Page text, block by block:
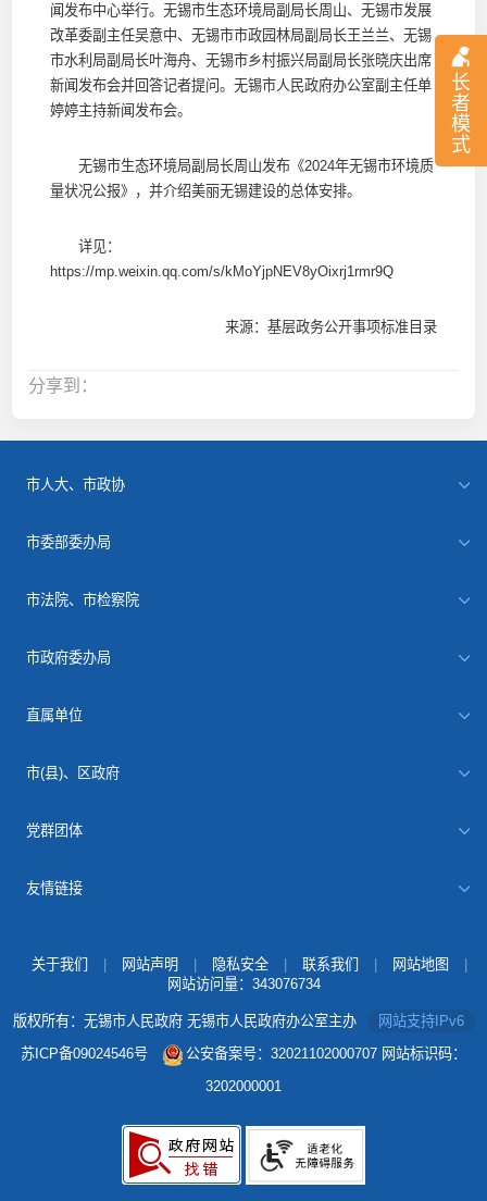
长
者
模
式
闻发布中心举行。无锡市生态环境局副局长周山、无锡市发展
改革委副主任吴意中、无锡市市政园林局副局长王兰兰、无锡
市水利局副局长叶海舟、无锡市乡村振兴局副局长张晓庆出席
新闻发布会并回答记者提问。无锡市人民政府办公室副主任单
婷婷主持新闻发布会。
无锡市生态环境局副局长周山发布《2024年无锡市环境质
量状况公报》，并介绍美丽无锡建设的总体安排。
详见：
https://mp.weixin.qq.com/s/kMoYjpNEV8yOixrj1rmr9Q
来源：基层政务公开事项标准目录
分享到：
市人大、市政协
市委部委办局
市法院、市检察院
市政府委办局
直属单位
市(县)、区政府
党群团体
友情链接
关于我们 网站声明 隐私安全 联系我们 网站地图
网站访问量： 343076734
版权所有：无锡市人民政府 无锡市人民政府办公室主办
网站支持IPv6
苏ICP备09024546号
公安备案号：32021102000707 网站标识码：
3202000001